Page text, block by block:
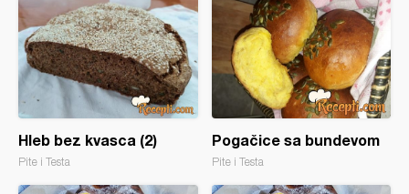
Hleb bez kvasca (2)
Pite i Testa
Pogačice sa bundevom
Pite i Testa